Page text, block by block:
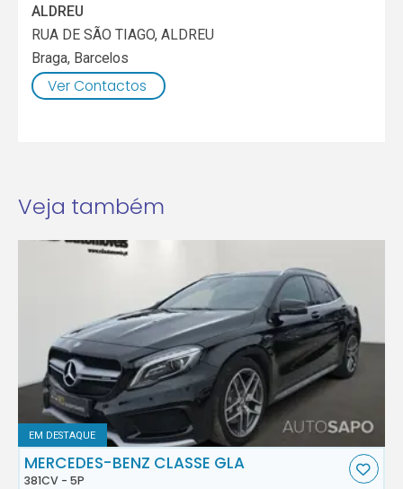
ALDREU
RUA DE SÃO TIAGO, ALDREU
Braga, Barcelos
Ver Contactos
Veja também
EM DESTAQUE
MERCEDES-BENZ CLASSE GLA
381CV - 5P